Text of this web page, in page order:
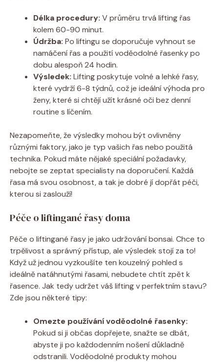
Délka procedury: V průměru trvá lifting řas
kolem 60-90 minut.
Údržba: Po liftingu se doporučuje vyhnout se
namáčení řas a použití voděodolné řasenky po
dobu alespoň 24 hodin.
Výsledek: Lifting poskytuje volné ⁤a lehké řasy,
které vydrží 6-8 týdnů, což je ideální výhoda pro
ženy, které si chtějí užít krásné oči ​bez denní
routine s líčením.
Nezapomeňte, že výsledky ‍mohou být ovlivněny
různými faktory, jako je typ vašich řas‍ nebo použitá
technika. Pokud máte nějaké speciální požadavky,
nebojte se zeptat specialisty na‌ doporučení. Každá
řasa má svou osobnost, a ‍tak je dobré jí ​dopřát péči,
kterou si zaslouží!
Péče o liftingané řasy doma
Péče o liftingané řasy je jako udržování bonsai. Chce to
trpělivost a správný přístup, ale výsledek​ stojí za to!
Když už jednou vyzkoušíte ten kouzelný pohled s
ideálně natáhnutými řasami, nebudete chtít zpět k
řasence. Jak tedy udržet váš lifting v perfektním stavu?
Zde jsou některé tipy:
Omezte používání voděodolné řasenky:
Pokud si ji občas​ dopřejete, snažte se dbát, ​
abyste ji po každodenním​ nošení důkladně
odstranili. Voděodolné produkty ⁤mohou